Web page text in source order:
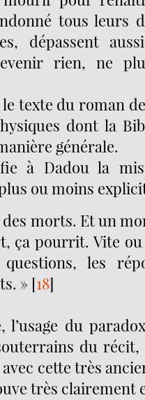
tous leurs
dépassent
rien, ne
texte du roman
dont la
générale.
à Dadou la
ou moins
morts. Et un
ça pourrit. Vite
les
» [18]
l’usage du
du
cette très
très clairement